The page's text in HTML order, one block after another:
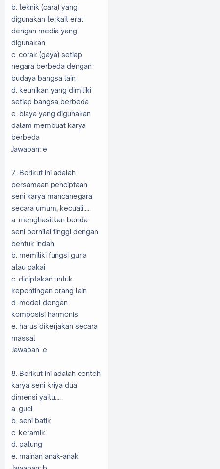
b. teknik (cara) yang
digunakan terkait erat
dengan media yang
digunakan
c. corak (gaya) setiap
negara berbeda dengan
budaya bangsa lain
d. keunikan yang dimiliki
setiap bangsa berbeda
e. biaya yang digunakan
dalam membuat karya
berbeda
Jawaban: e
7. Berikut ini adalah
persamaan penciptaan
seni karya mancanegara
secara umum, kecuali.....
a. menghasilkan benda
seni bernilai tinggi dengan
bentuk indah
b. memiliki fungsi guna
atau pakai
c. diciptakan untuk
kepentingan orang lain
d. model dengan
komposisi harmonis
e. harus dikerjakan secara
massal
Jawaban: e
8. Berikut ini adalah contoh
karya seni kriya dua
dimensi yaitu....
a. guci
b. seni batik
c. keramik
d. patung
e. mainan anak-anak